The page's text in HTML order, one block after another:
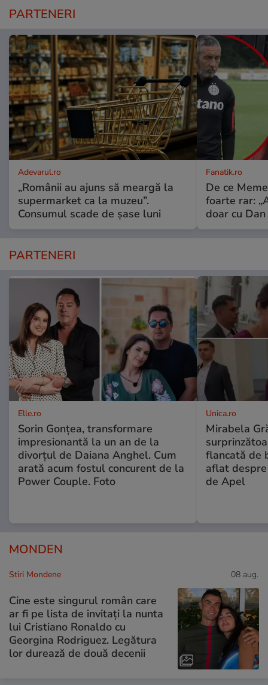
PARTENERI
Adevarul.ro
„Românii au ajuns să meargă la
supermarket ca la muzeu”.
Consumul scade de șase luni
Fanatik.ro
De ce
foarte rar:
doar cu
PARTENERI
Elle.ro
Sorin Gonțea, transformare
impresionantă la un an de la
divorțul de Daiana Anghel. Cum
arată acum fostul concurent de la
Power Couple. Foto
Unica.ro
Mirabela
flancată de
aflat
de Apel
MONDEN
Stiri Mondene 08 aug.
Cine este singurul român care
ar fi pe lista de invitați la nunta
lui Cristiano Ronaldo cu
Georgina Rodriguez. Legătura
lor durează de două decenii